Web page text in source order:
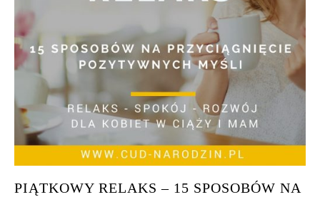
PIĄTKOWY RELAKS – 15 SPOSOBÓW NA